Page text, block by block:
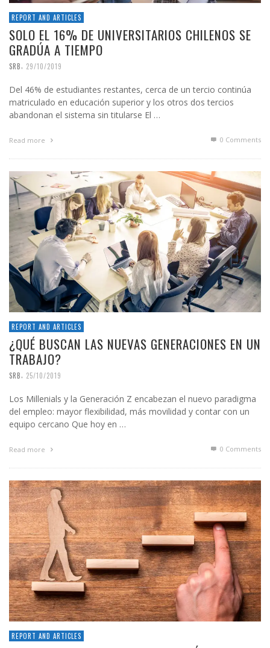
REPORT AND ARTICLES
SOLO EL 16% DE UNIVERSITARIOS CHILENOS SE
GRADÚA A TIEMPO
SRB, 29/10/2019
Del 46% de estudiantes restantes, cerca de un tercio continúa
matriculado en educación superior y los otros dos tercios
abandonan el sistema sin titularse El …
Read more 0 Comments
REPORT AND ARTICLES
¿QUÉ BUSCAN LAS NUEVAS GENERACIONES EN UN
TRABAJO?
SRB, 25/10/2019
Los Millenials y la Generación Z encabezan el nuevo paradigma
del empleo: mayor flexibilidad, más movilidad y contar con un
equipo cercano Que hoy en …
Read more 0 Comments
REPORT AND ARTICLES